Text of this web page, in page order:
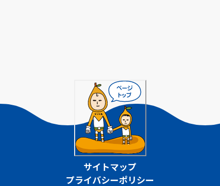
サイトマップ
プライバシーポリシー